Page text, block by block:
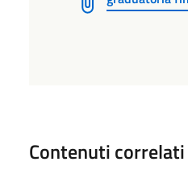
Contenuti correlati